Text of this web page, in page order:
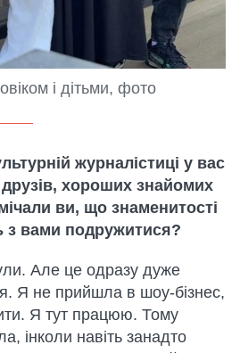
і дітьми, фото
журналістиці у вас
хороших знайомих
ви, що знаменитості
з вами подружитися?
Але це одразу дуже
Я не прийшла в шоу-бізнес,
Я тут працюю. Тому
інколи навіть занадто